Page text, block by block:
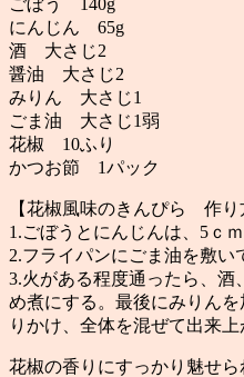
にんじん 65g
酒 大さじ2
醤油 大さじ2
みりん 大さじ1
ごま油 大さじ1弱
花椒 10ふり
かつお節 1パック
【花椒風味のきんぴら 作り
1.ごぼうとにんじんは、5ｃ
2.フライパンにごま油を敷い
3.火がある程度通ったら、
め煮にする。最後にみりん
りかけ、全体を混ぜて出来上
花椒の香りにすっかり魅せら